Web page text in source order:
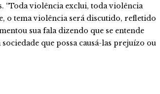
“Toda violência exclui, toda violência
o tema violência será discutido, refletido
sua fala dizendo que se entende
que possa causá-las prejuízo ou